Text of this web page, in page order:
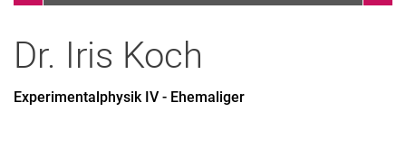
Dr. Iris Koch
Experimentalphysik IV - Ehemaliger